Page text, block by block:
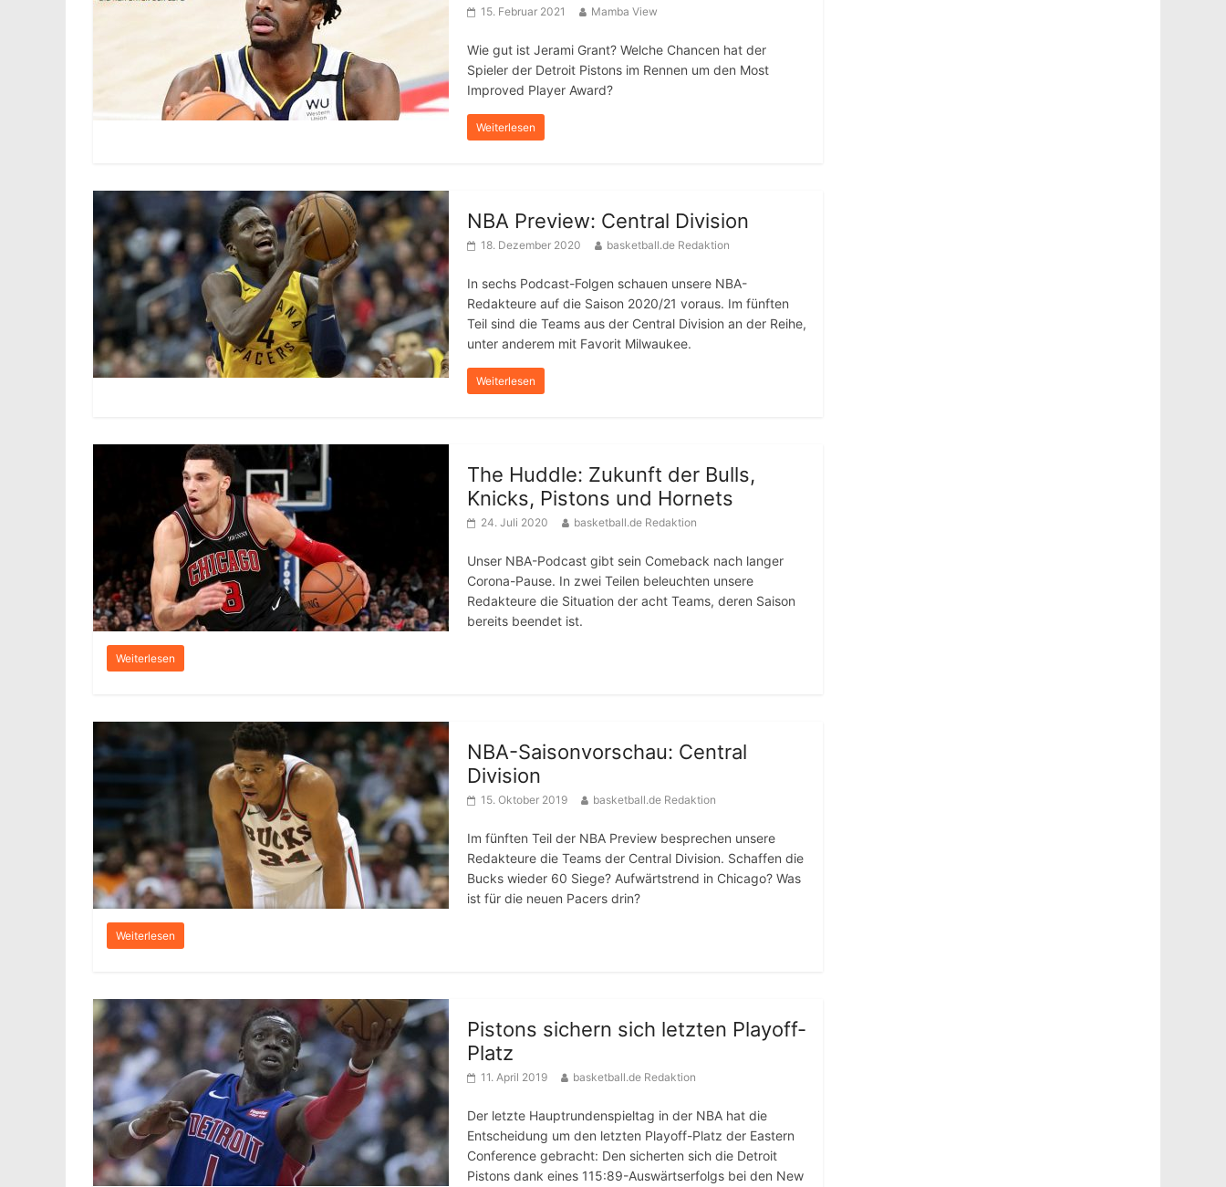
15. Februar 2021 Mamba View
Wie gut ist Jerami Grant? Welche Chancen hat der
Spieler der Detroit Pistons im Rennen um den Most
Improved Player Award?
Weiterlesen
NBA Preview: Central Division
18. Dezember 2020 basketball.de Redaktion
In sechs Podcast-Folgen schauen unsere NBA-
Redakteure auf die Saison 2020/21 voraus. Im fünften
Teil sind die Teams aus der Central Division an der Reihe,
unter anderem mit Favorit Milwaukee.
Weiterlesen
The Huddle: Zukunft der Bulls,
Knicks, Pistons und Hornets
24. Juli 2020 basketball.de Redaktion
Unser NBA-Podcast gibt sein Comeback nach langer
Corona-Pause. In zwei Teilen beleuchten unsere
Redakteure die Situation der acht Teams, deren Saison
bereits beendet ist.
Weiterlesen
NBA-Saisonvorschau: Central
Division
15. Oktober 2019 basketball.de Redaktion
Im fünften Teil der NBA Preview besprechen unsere
Redakteure die Teams der Central Division. Schaffen die
Bucks wieder 60 Siege? Aufwärtstrend in Chicago? Was
ist für die neuen Pacers drin?
Weiterlesen
Pistons sichern sich letzten Playoff-
Platz
11. April 2019 basketball.de Redaktion
Der letzte Hauptrundenspieltag in der NBA hat die
Entscheidung um den letzten Playoff-Platz der Eastern
Conference gebracht: Den sicherten sich die Detroit
Pistons dank eines 115:89-Auswärtserfolgs bei den New